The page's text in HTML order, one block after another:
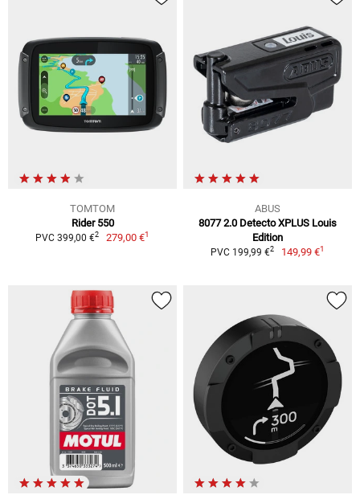
TOMTOM
Rider 550
PVC 399,00 €2 279,00 €1
ABUS
8077 2.0 Detecto XPLUS Louis
Edition
PVC 199,99 €2 149,99 €1